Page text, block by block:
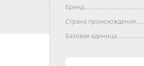
Страна
Базовая